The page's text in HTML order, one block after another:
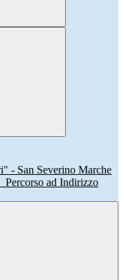
Percorso ad Indirizzo